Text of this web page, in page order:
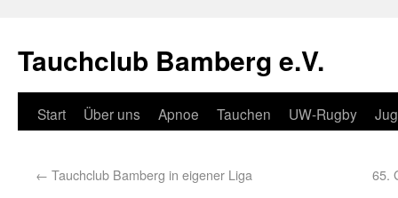
Tauchclub Bamberg e.V.
Start Über uns Apnoe Tauchen UW-Rugby
← Tauchclub Bamberg in eigener Liga 65.